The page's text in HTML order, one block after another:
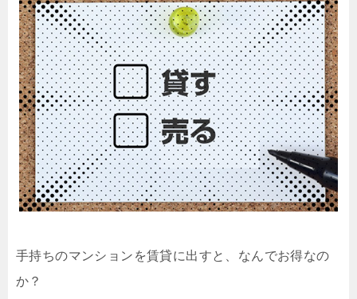
手持ちのマンションを賃貸に出すと、なんでお得なの
か？